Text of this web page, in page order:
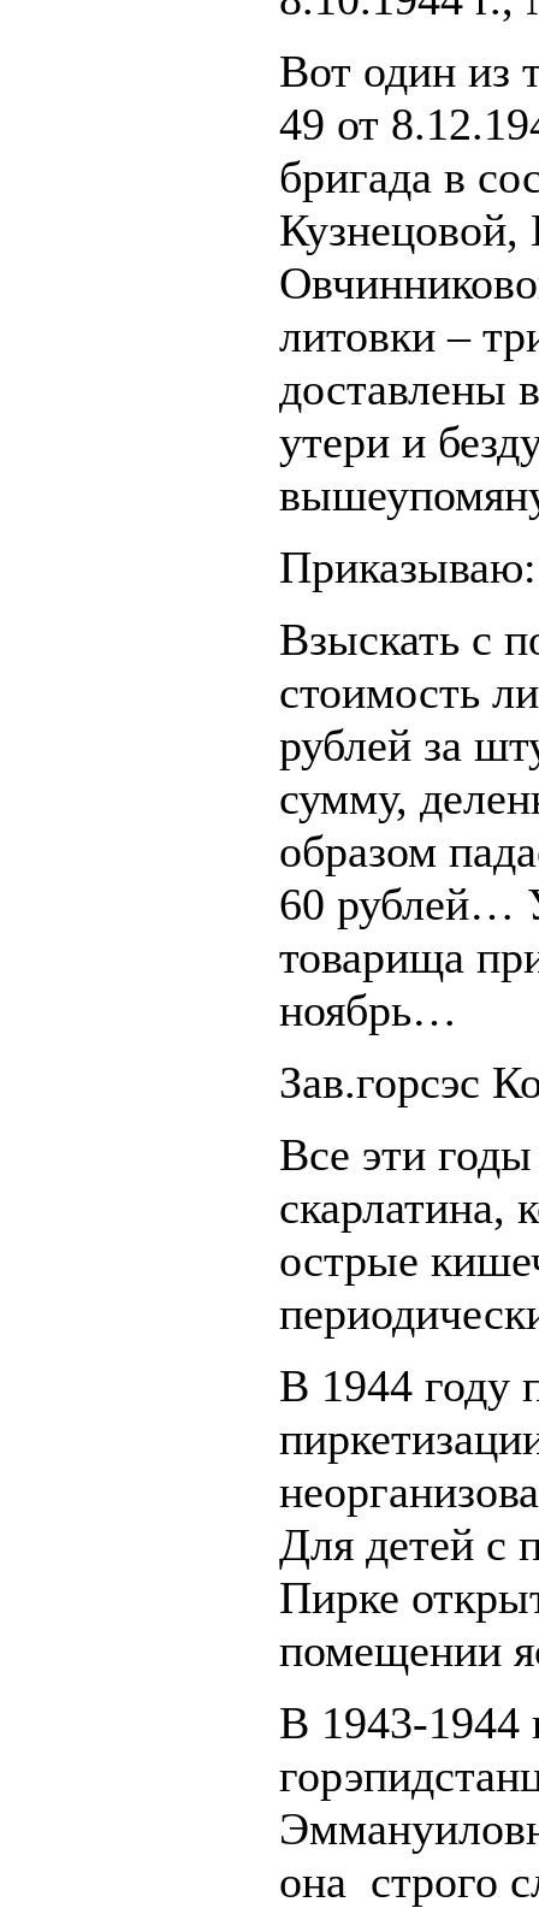
Вот один из
49 от
бригада в
Кузнецовой,
литовки –
доставлены
утери и
Приказываю:
Взыскать с
стоимость
рублей за
сумму,
образом
60 рублей…
товарища
ноябрь…
Зав.горсэс
Все эти
скарлатина,
острые
В 1944 году
Для детей с
Пирке
помещении
В 1943-1944
она строго